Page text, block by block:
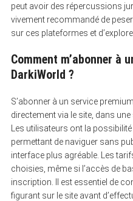
peut avoir des répercussions
vivement recommandé de
sur ces plateformes et
Comment m’abonner à
DarkiWorld ?
S’abonner à un service
directement via le site, dans
Les utilisateurs ont la
permettant de naviguer sans
interface plus agréable. Les
choisies, même si l’accès de
inscription. Il est essentiel de
figurant sur le site avant